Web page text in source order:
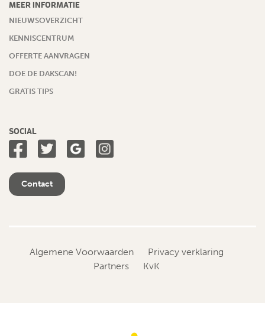
MEER INFORMATIE
NIEUWSOVERZICHT
KENNISCENTRUM
OFFERTE AANVRAGEN
DOE DE DAKSCAN!
GRATIS TIPS
SOCIAL
Contact
Algemene Voorwaarden
Privacy verklaring
Partners
KvK